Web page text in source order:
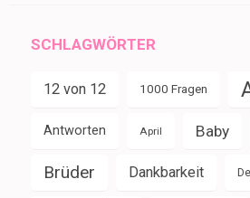
SCHLAGWÖRTER
12 von 12 1000 Fragen
Antworten April Baby
Brüder Dankbarkeit